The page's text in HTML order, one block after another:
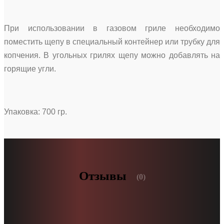
При использовании в газовом гриле необходимо
поместить щепу в специальный контейнер или трубку для
копчения. В угольных грилях щепу можно добавлять на
горящие угли.
Упаковка: 700 гр.
Отзывы (0)